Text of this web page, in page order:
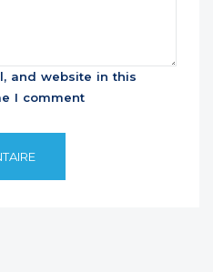
and website in this
I comment